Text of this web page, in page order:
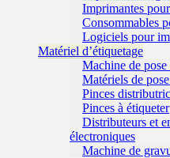
Imprimantes
Consommables
Logiciels pour
Matériel d’étiquetage
Machine de pose
Matériels de
Pinces
Pinces à étiqueter
Distributeurs et
électroniques
Machine de